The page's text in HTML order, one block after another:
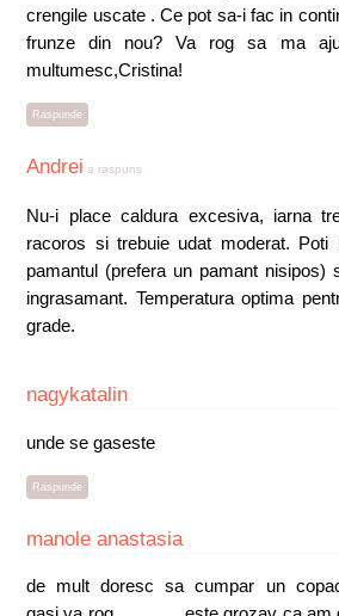
crengile uscate . Ce pot sa-i fac in
frunze din nou? Va rog sa ma
multumesc,Cristina!
Raspunde
Andrei a raspuns
Nu-i place caldura excesiva, iarna
racoros si trebuie udat moderat.
pamantul (prefera un pamant nisipos)
ingrasamant. Temperatura optima
grade.
nagykatalin
unde se gaseste
Raspunde
manole anastasia
de mult doresc sa cumpar un